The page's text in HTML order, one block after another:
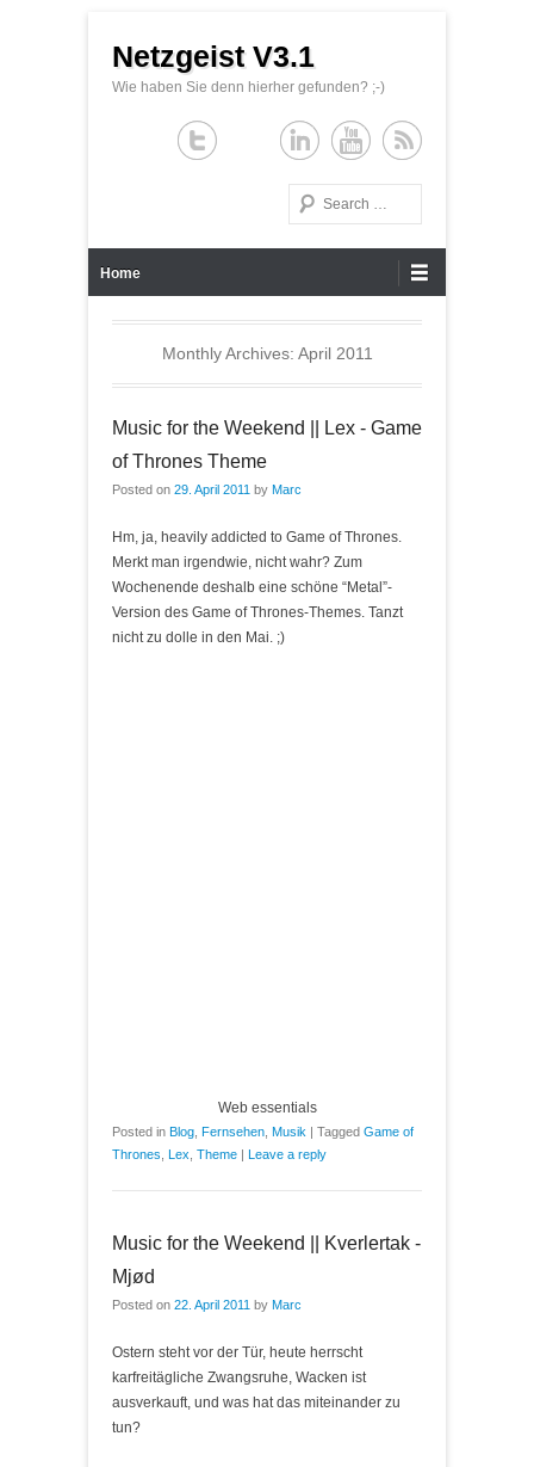
Netzgeist V3.1
Wie haben Sie denn hierher gefunden? ;-)
Search
Home
Monthly Archives: April 2011
Music for the Weekend || Lex - Game
of Thrones Theme
Posted on 29. April 2011 by Marc
Hm, ja, heavily addicted to Game of Thrones.
Merkt man irgendwie, nicht wahr? Zum
Wochenende deshalb eine schöne “Metal”-
Version des Game of Thrones-Themes. Tanzt
nicht zu dolle in den Mai. ;)
Web essentials
Posted in Blog Fernsehen Musik | Tagged Game of
Thrones Lex Theme | Leave a reply
Music for the Weekend || Kverlertak -
Mjød
Posted on 22. April 2011 by Marc
Ostern steht vor der Tür, heute herrscht
karfreitägliche Zwangsruhe, Wacken ist
ausverkauft, und was hat das miteinander zu
tun?